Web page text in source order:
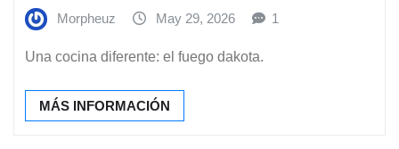
Morpheuz May 29, 2026 1
Una cocina diferente: el fuego dakota.
MÁS INFORMACIÓN